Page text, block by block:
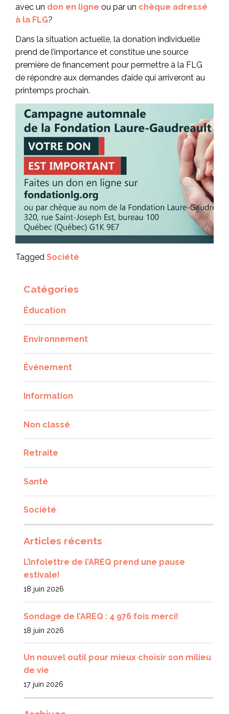
avec un don en ligne ou par un chèque adressé
à la FLG?
Dans la situation actuelle, la donation individuelle
prend de l’importance et constitue une source
première de financement pour permettre à la FLG
de répondre aux demandes d’aide qui arriveront au
printemps prochain.
Tagged Société
Catégories
Éducation
Environnement
Événement
Information
Non classé
Retraite
Santé
Société
Articles récents
L’infolettre de l’AREQ prend une pause
estivale!
18 juin 2026
Sondage de l’AREQ : 4 976 fois merci!
18 juin 2026
Un nouvel outil pour mieux choisir son milieu
de vie
17 juin 2026